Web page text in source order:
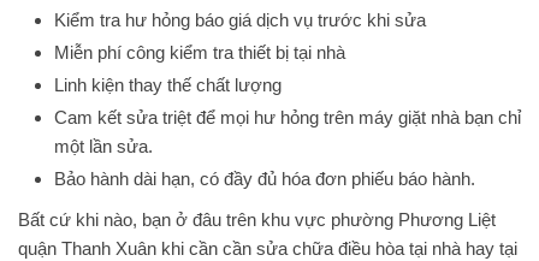
Kiểm tra hư hỏng báo giá dịch vụ trước khi sửa
Miễn phí công kiểm tra thiết bị tại nhà
Linh kiện thay thế chất lượng
Cam kết sửa triệt để mọi hư hỏng trên máy giặt nhà bạn chỉ
một lần sửa.
Bảo hành dài hạn, có đầy đủ hóa đơn phiếu báo hành.
Bất cứ khi nào, bạn ở đâu trên khu vực phường Phương Liệt
quận Thanh Xuân khi cần cần sửa chữa điều hòa tại nhà hay tại